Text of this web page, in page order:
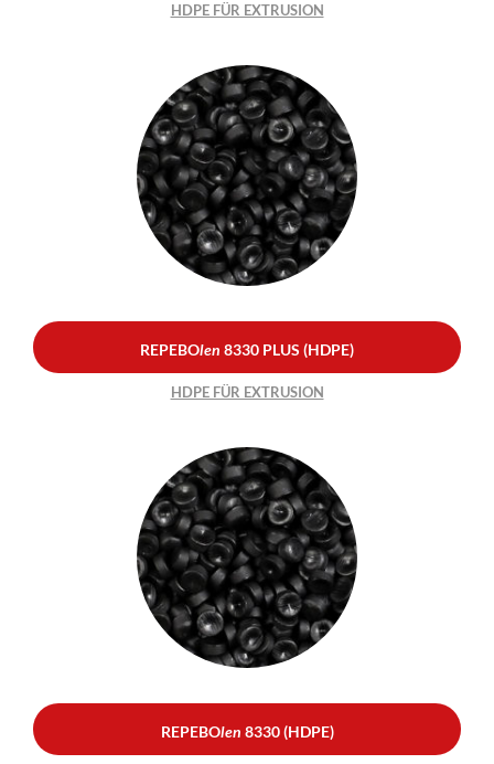
HDPE FÜR EXTRUSION
REPEBOlen
8330 PLUS
(HDPE)
HDPE FÜR EXTRUSION
REPEBOlen 8330 PLUS (HDPE)
HDPE FÜR EXTRUSION
REPEBO len8330 (HDPE)
HDPE FÜR EXTRUSION
REPEBOlen 8330 (HDPE)